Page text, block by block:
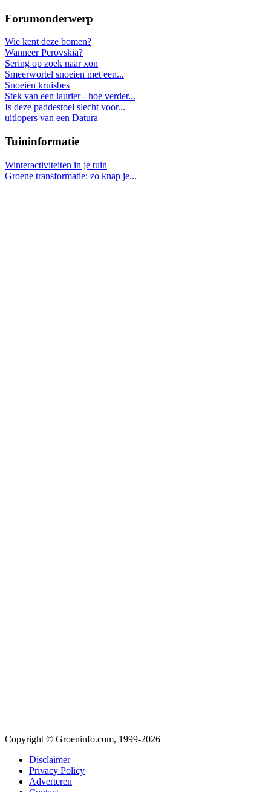
Forumonderwerp
Wie kent deze bomen?
Wanneer Perovskia?
Sering op zoek naar xon
Smeerwortel snoeien met een...
Snoeien kruisbes
Stek van een laurier - hoe verder...
Is deze paddestoel slecht voor...
uitlopers van een Datura
Tuininformatie
Winteractiviteiten in je tuin
Groene transformatie: zo knap je...
Copyright © Groeninfo.com, 1999-2026
Disclaimer
Privacy Policy
Adverteren